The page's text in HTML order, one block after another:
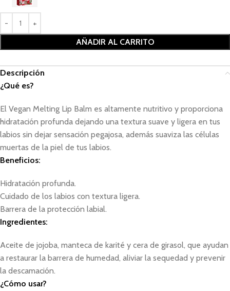
AÑADIR AL CARRITO
Descripción
¿Qué es?
El Vegan Melting Lip Balm es altamente nutritivo y proporciona
hidratación profunda dejando una textura suave y ligera en tus
labios sin dejar sensación pegajosa, además suaviza las células
muertas de la piel de tus labios.
Beneficios:
Hidratación profunda.
Cuidado de los labios con textura ligera.
Barrera de la protección labial.
Ingredientes:
Aceite de jojoba, manteca de karité y cera de girasol, que ayudan
a restaurar la barrera de humedad, aliviar la sequedad y prevenir
la descamación.
¿Cómo usar?